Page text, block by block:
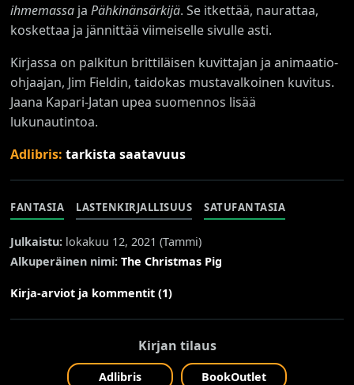
ihmemassa jaPähkinänsärkijä. Se itkettää, naurattaa,
koskettaa ja jännittää viimeiselle sivulle asti.
Kirjassa on palkitun brittiläisen kuvittajan ja animaatio-
ohjaajan, Jim Fieldin, taidokas mustavalkoinen kuvitus.
Jaana Kapari-Jatan upea suomennos lisää
lukunautintoa.
Adlibris:tarkista saatavuus
FANTASIA LASTENKIRJALLISUUS SATUFANTASIA
Julkaistu: lokakuu 12, 2021 (Tammi)
Alkuperäinen nimi: The Christmas Pig
Kirja-arviot ja kommentit (1)
Kirjan tilaus
Adlibris BookOutlet